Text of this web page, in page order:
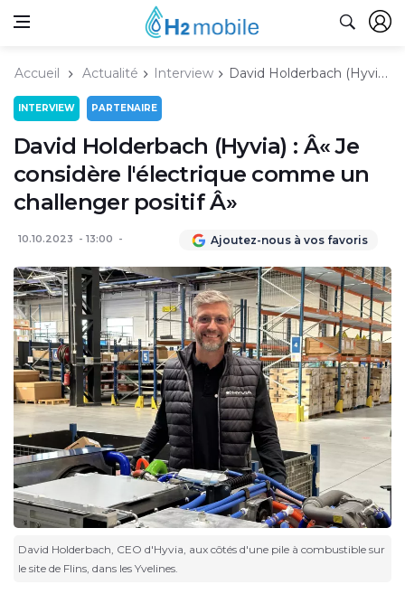
Accueil Actualité Interview David Holderbach (Hyvia) : Ã« Je considère l'électrique comme un challenger positif Ã»
INTERVIEW PARTENAIRE
David Holderbach (Hyvia) : Â« Je
considère l'électrique comme un
challenger positif Â»
10.10.2023 13:00 Ajoutez-nous à vos favoris
David Holderbach, CEO d'Hyvia, aux côtés d'une pile à combustible sur
le site de Flins, dans les Yvelines.